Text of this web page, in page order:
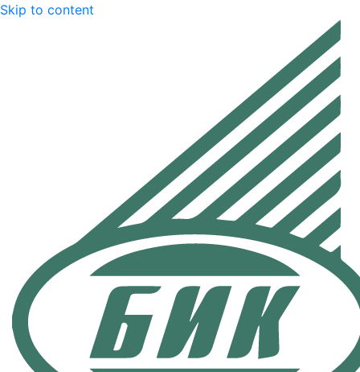
Skip to content